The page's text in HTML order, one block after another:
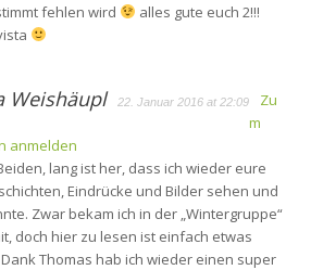
fehlen wird
alles gute euch 2!!!
Weishäupl 22. Januar 2016 at 22:09
Zu
m
anmelden
lang ist her, dass ich wieder eure
Eindrücke und Bilder sehen und
Zwar bekam ich in der „Wintergruppe“
doch hier zu lesen ist einfach etwas
Thomas hab ich wieder einen super